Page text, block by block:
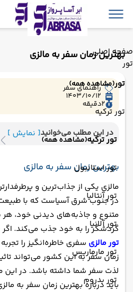
صفحه اصلی
تور
تور(مشاهده همه)
تور ترکیه
تور ترکیه(مشاهده همه)
تور استانبول
تور آنتالیا
تور آلانیا
تور مارماریس
تور بدروم
بهترین زمان سفر به مالزی
راهنمای سفر
1403/10/12
2دقیقه
در این مطلب می‌خوانید[ نمایش ]
بهترین زمان سفر به مالزی
مالزی یکی از جذاب‌ترین و
در جنوب شرق آسیاست که با
متنوع و جاذبه‌های دیدنی خود، هر
گردشگر را به خود جذب می‌کند.
تور مالزی سفری خاطره‌انگیز را
زمان سفر به این کشور می‌تواند
لذت سفر شما داشته باشد. در این
باید درباره بهترین زمان سفر به